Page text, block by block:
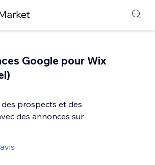
Google pour Wix
des prospects et des
des annonces sur